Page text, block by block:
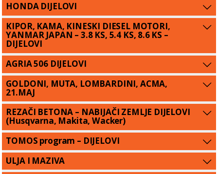
HONDA DIJELOVI
KIPOR, KAMA, KINESKI DIESEL MOTORI,
YANMAR JAPAN – 3.8 KS, 5.4 KS, 8.6 KS –
DIJELOVI
AGRIA 506 DIJELOVI
GOLDONI, MUTA, LOMBARDINI, ACMA,
21.MAJ
REZAČI BETONA – NABIJAČI ZEMLJE DIJELOVI
(Husqvarna, Makita, Wacker)
TOMOS program – DIJELOVI
ULJA I MAZIVA